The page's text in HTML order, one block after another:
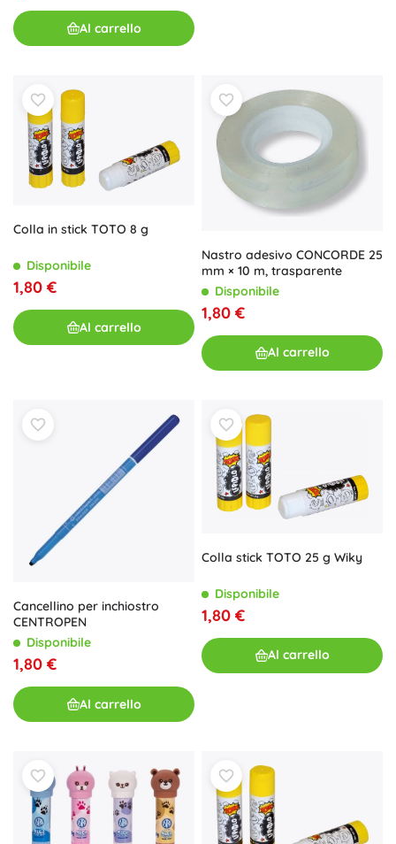
Al carrello
Colla in stick TOTO 8 g
Disponibile
1,80 €
Al carrello
Nastro adesivo CONCORDE 25
mm × 10 m, trasparente
Disponibile
1,80 €
Al carrello
Cancellino per inchiostro
CENTROPEN
Disponibile
1,80 €
Al carrello
Colla stick TOTO 25 g Wiky
Disponibile
1,80 €
Al carrello